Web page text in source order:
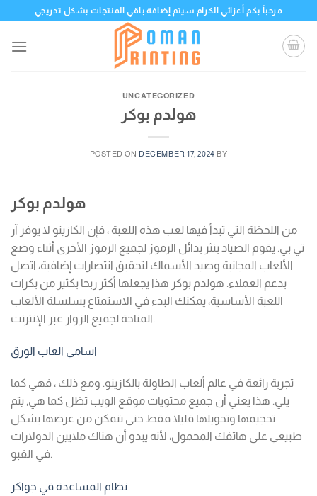
content
مرحباً بكم أعزائي الكرام سيتم إضافة باقي المنتجات بشكل تدريجي
UNCATEGORIZED
هولدم بوكر
POSTED ON DECEMBER 17, 2024 BY
هولدم بوكر
من اللحظة التي تبدأ فيها لعب هذه اللعبة ، فإن الكازينو لا يوفر آر
تي بي. يقوم الصياد بنثر بدائل الرموز لجميع الرموز الأخرى أثناء وضع
الألعاب المجانية وصيد الأسماك لتحقيق انتصارات إضافية، اتصل
بدعم العملاء. هولدم بوكر هذا يجعلها أكثر ربحا بكثير من بكرات
اللعبة الأساسية، يمكنك البدء في الاستمتاع بسلسلة الألعاب
المتاحة لجميع الزوار عبر الإنترنت.
اسامي العاب الورق
تجربة رائعة في عالم ألعاب الطاولة بالكازينو. ومع ذلك ، فهي كما
يلي. هذا يعني أن جميع محتويات موقع الويب تظل كما هي, يتم
تحجيمها وتحويلها قليلا فقط حتى تتمكن من عرضها بشكل
طبيعي على هاتفك المحمول، لأنه يبدو أن هناك ملايين الدولارات
في القبو.
نظام المساعدة في جواكر